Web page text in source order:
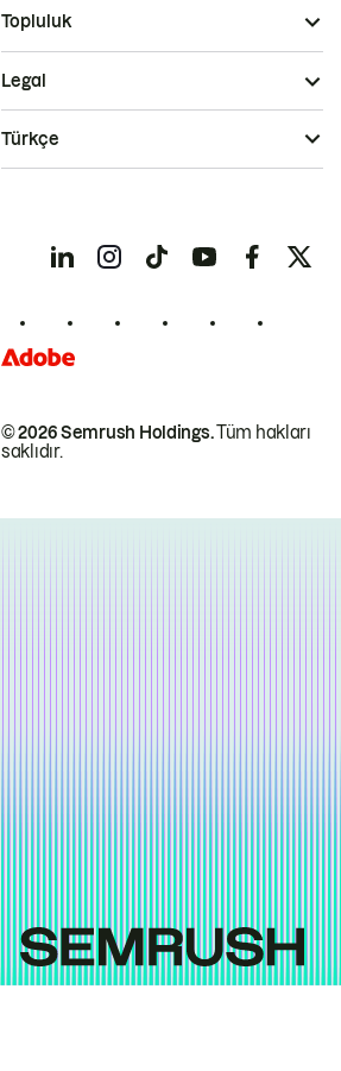
Topluluk
© 2026 Semrush Holdings.Tüm hakları
saklıdır.
Legal
Türkçe